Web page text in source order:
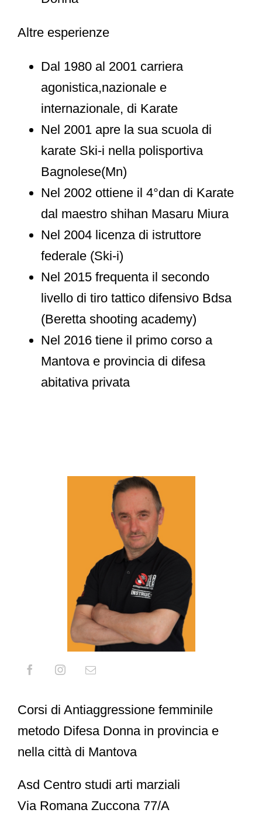
Altre esperienze
Dal 1980 al 2001 carriera
agonistica,nazionale e
internazionale, di Karate
Nel 2001 apre la sua scuola di
karate Ski-i nella polisportiva
Bagnolese(Mn)
Nel 2002 ottiene il 4°dan di Karate
dal maestro shihan Masaru Miura
Nel 2004 licenza di istruttore
federale (Ski-i)
Nel 2015 frequenta il secondo
livello di tiro tattico difensivo Bdsa
(Beretta shooting academy)
Nel 2016 tiene il primo corso a
Mantova e provincia di difesa
abitativa privata
Corsi di Antiaggressione femminile
metodo Difesa Donna in provincia e
nella città di Mantova
Asd Centro studi arti marziali
Via Romana Zuccona 77/A